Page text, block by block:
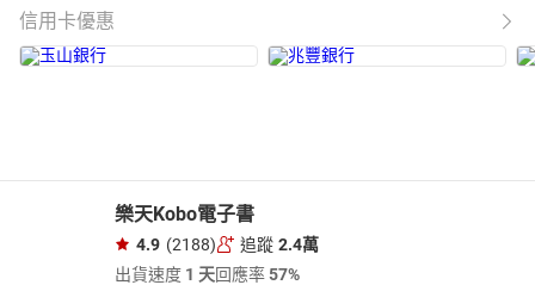
信用卡優惠
樂天Kobo電子書
4.9 (2188) 追蹤 2.4萬
出貨速度 1 天回應率57%